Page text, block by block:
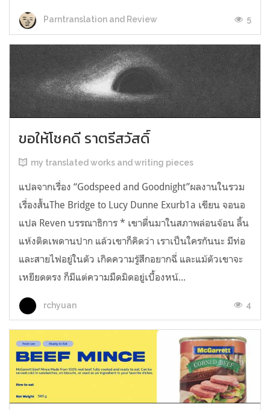
Parntranslation and Review 5
ขอให้โชคดี ราตรีสวัสดิ์
my translated works and writing pieces
แปลจากเรื่อง “Godspeed and Goodnight”ผลงานในรวม
เรื่องสั้นThe Bridge to Lucy Dunne Exurb1a เขียน จอนอ
แปล Reven บรรณาธิการ * เขาตื่นมาในสภาพล่อนจ้อน ลิ้น
แห้งติดเพดานปาก แล้วเขาก็คิดว่า เราเป็นใครกันนะ มีท่อ
และสายไฟอยู่ในตัว เกิดความรู้สึกอยากฉี่ และแม้ตัวเขาจะ
เหยียดตรง ก็มีแต่ความมืดมิดอยู่เบื้องหน้...
rchyuan 4